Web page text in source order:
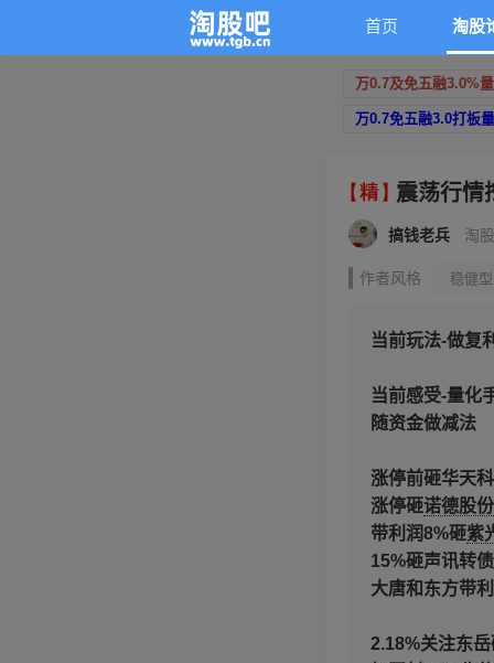
首页 淘股
万0.7及免五融3.0%
万0.7免五融3.0打板
震荡行情
搞钱老兵 淘
作者风格 稳健型
当前玩法-做复
当前感受-量化
随资金做减法
涨停前砸华天
涨停砸诺德股份
带利润8%砸紫
15%砸声讯转
大唐和东方带
2.18%关注东